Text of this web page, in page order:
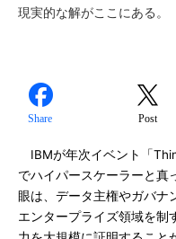
現実的な解がここにある。
Share Post
IBMが年次イベント「
でハイパースケーラーと真
眼は、データ主権やガバナ
エンタープライズ領域を制